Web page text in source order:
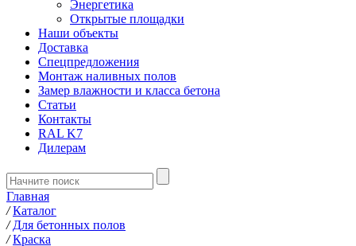
Энергетика
Открытые площадки
Наши объекты
Доставка
Спецпредложения
Монтаж наливных полов
Замер влажности и класса бетона
Статьи
Контакты
RAL K7
Дилерам
Главная
/ Каталог
/ Для бетонных полов
/ Краска